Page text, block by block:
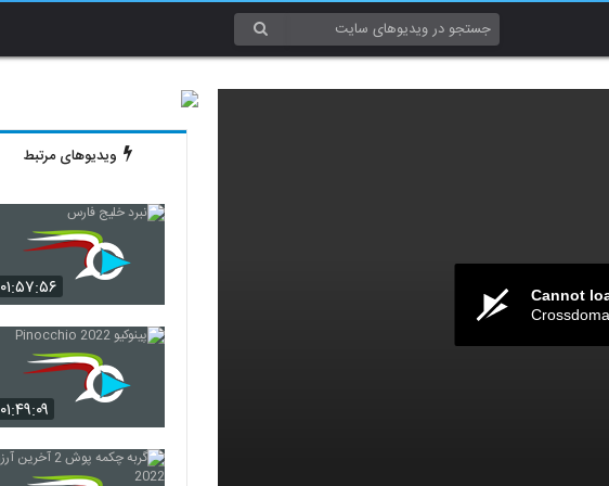
Cannot
ویدیوهای مرتبط
۰۱:۵۷:۵۶
۰۱:۴۹:۰۹